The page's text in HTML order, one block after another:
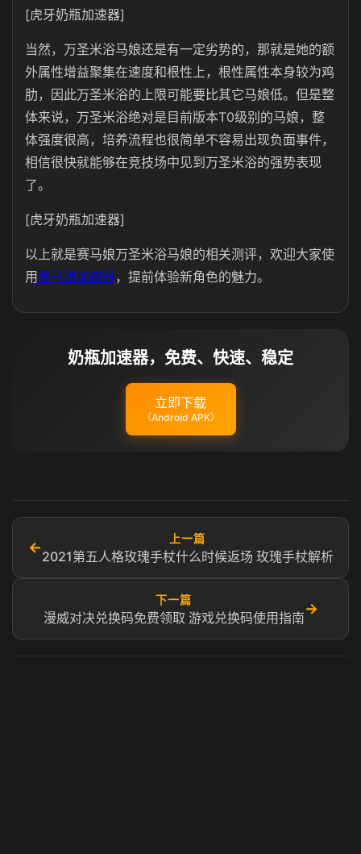
[虎牙奶瓶加速器]
当然，万圣米浴马娘还是有一定劣势的，那就是她的额
外属性增益聚集在速度和根性上，根性属性本身较为鸡
肋，因此万圣米浴的上限可能要比其它马娘低。但是整
体来说，万圣米浴绝对是目前版本T0级别的马娘，整
体强度很高，培养流程也很简单不容易出现负面事件，
相信很快就能够在竞技场中见到万圣米浴的强势表现
了。
[虎牙奶瓶加速器]
以上就是赛马娘万圣米浴马娘的相关测评，欢迎大家使
用赛马娘加速器，提前体验新角色的魅力。
奶瓶加速器，免费、快速、稳定
立即下载
（Android APK）
←
上一篇
2021第五人格玫瑰手杖什么时候返场 玫瑰手杖解析
下一篇
漫威对决兑换码免费领取 游戏兑换码使用指南
→